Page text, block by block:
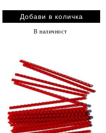
В наличност